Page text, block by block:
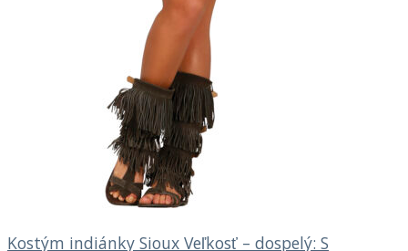
Kostým indiánky Sioux Veľkosť – dospelý: S